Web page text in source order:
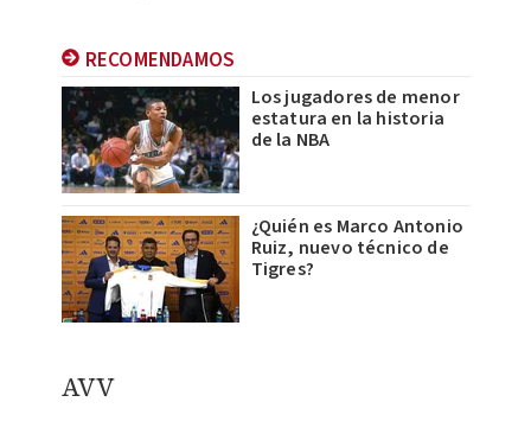
RECOMENDAMOS
Los jugadores de menor
estatura en la historia
de la NBA
¿Quién es Marco Antonio
Ruiz, nuevo técnico de
Tigres?
AVV